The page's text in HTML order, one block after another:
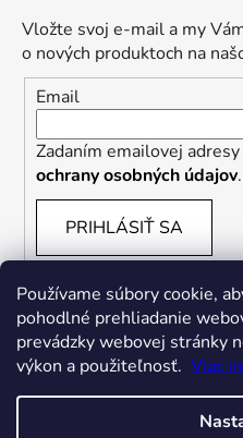
Používame súbory cookie,
pohodlné prehliadanie
prevádzky webovej stránky
výkon a použiteľnosť. Viac
Vložte svoj e-mail a my
o nových produktoch na
Email
Zadaním emailovej
ochrany osobných údajov.
PRIHLÁSIŤ SA